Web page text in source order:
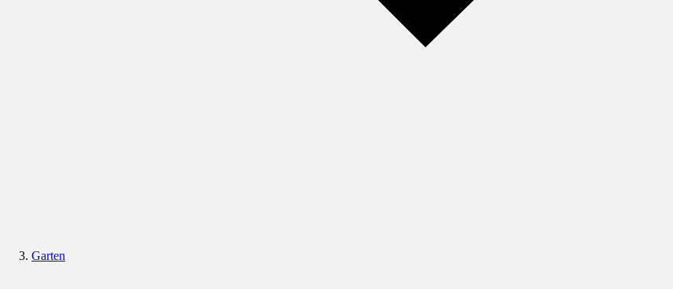
Garten